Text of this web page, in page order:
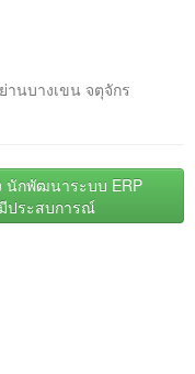
านบางเขน จตุจักร
นักพัฒนาระบบ ERP
มีประสบการณ์